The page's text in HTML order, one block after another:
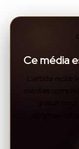
Ce média
L’article reste
médias
gratuit pour